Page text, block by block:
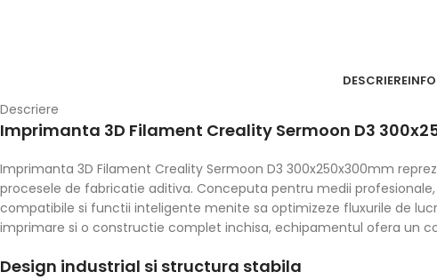
DESCRIERE
Descriere
Imprimanta 3D Filament Creality Sermoon D3
Imprimanta 3D Filament Creality Sermoon D3 300x250x300mm
procesele de fabricatie aditiva. Conceputa pentru medii
compatibile si functii inteligente menite sa optimizeze fluxurile de
imprimare si o constructie complet inchisa, echipamentul ofera un
Design industrial si structura stabila